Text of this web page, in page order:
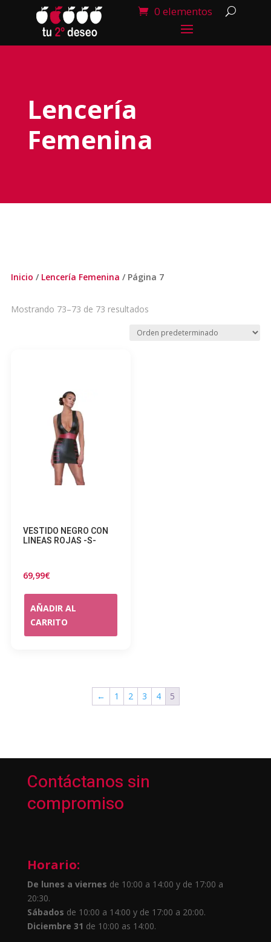
0 elementos
Lencería
Femenina
Inicio / Lencería Femenina / Página 7
Mostrando 73–73 de 73 resultados
VESTIDO NEGRO CON
LINEAS ROJAS -S-
69,99€
AÑADIR AL
CARRITO
← 1 2 3 4 5
Contáctanos sin
compromiso
Horario:
De lunes a viernes de 10:00 a 14:00 y de 17:00 a
20:30.
Sábados de 10:00 a 14:00 y de 17:00 a 20:00.
Diciembre 31 de 10:00 as 14:00.